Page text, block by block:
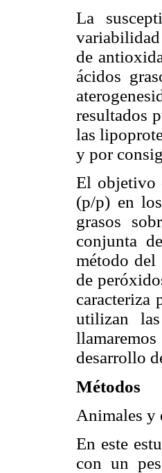
La
variabilidad
de
ácidos
resultados
las
y por
El objetivo
(p/p) en
grasos
conjunta
método
de
utilizan
desarrollo
Métodos
Animales y
En este
con un